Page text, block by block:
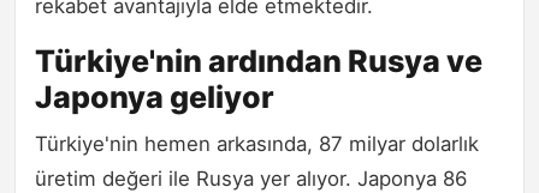
rekabet avantajıyla elde etmektedir.
Türkiye'nin ardından Rusya ve
Japonya geliyor
Türkiye'nin hemen arkasında, 87 milyar dolarlık
üretim değeri ile Rusya yer alıyor. Japonya 86